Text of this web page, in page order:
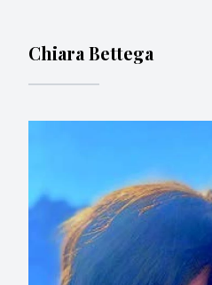
Chiara Bettega